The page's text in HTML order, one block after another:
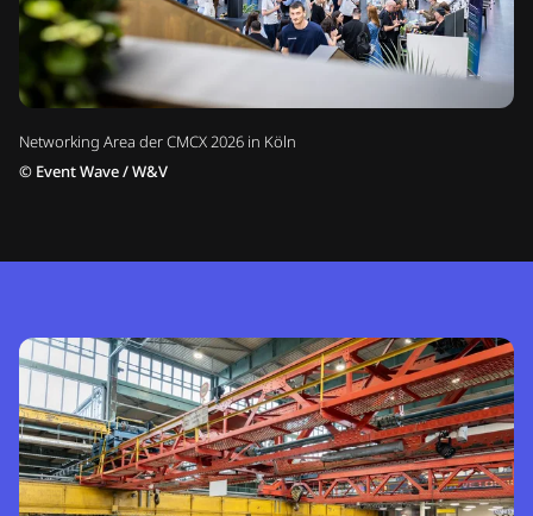
Networking Area der CMCX 2026 in Köln
© Event Wave / W&V